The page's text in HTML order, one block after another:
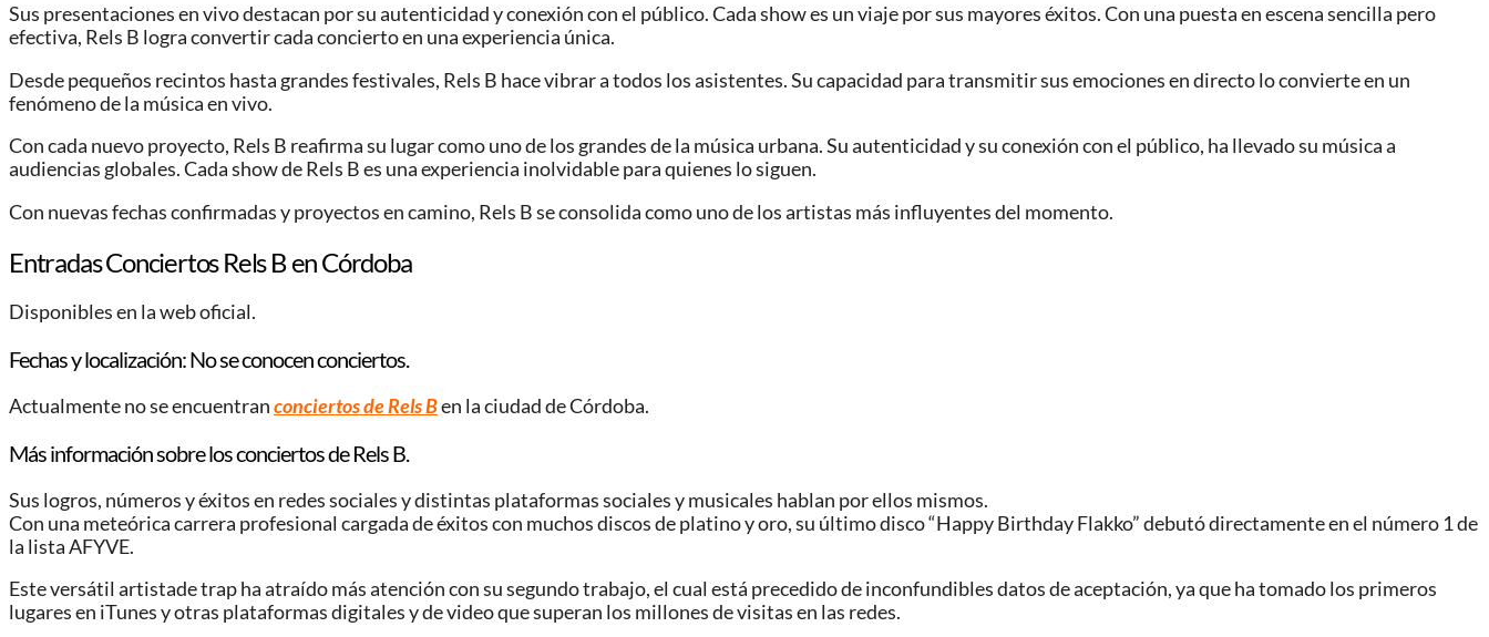
Sus presentaciones en vivo destacan por su autenticidad y conexión con el público. Cada show es un viaje por sus mayores éxitos. Con una puesta en escena sencilla pero
efectiva, Rels B logra convertir cada concierto en una experiencia única.
Desde pequeños recintos hasta grandes festivales, Rels B hace vibrar a todos los asistentes. Su capacidad para transmitir sus emociones en directo lo convierte en un
fenómeno de la música en vivo.
Con cada nuevo proyecto, Rels B reafirma su lugar como uno de los grandes de la música urbana. Su autenticidad y su conexión con el público, ha llevado su música a
audiencias globales. Cada show de Rels B es una experiencia inolvidable para quienes lo siguen.
Con nuevas fechas confirmadas y proyectos en camino, Rels B se consolida como uno de los artistas más influyentes del momento.
Entradas Conciertos Rels B en Córdoba
Disponibles en la web oficial.
Fechas y localización: No se conocen conciertos.
Actualmente no se encuentranconciertos de Rels Ben la ciudad de Córdoba.
Más información sobre los conciertos de Rels B.
Sus logros, números y éxitos en redes sociales y distintas plataformas sociales y musicales hablan por ellos mismos.
Con una meteórica carrera profesional cargada de éxitos con muchos discos de platino y oro, su último disco “Happy Birthday Flakko” debutó directamente en el número 1 de
la lista AFYVE.
Este versátil artistade trap ha atraído más atención con su segundo trabajo, el cual está precedido de inconfundibles datos de aceptación, ya que ha tomado los primeros
lugares en iTunes y otras plataformas digitales y de video que superan los millones de visitas en las redes.